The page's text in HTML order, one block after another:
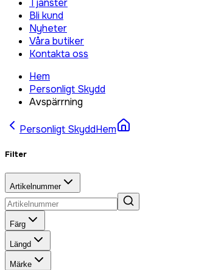
Tjänster
Bli kund
Nyheter
Våra butiker
Kontakta oss
Hem
Personligt Skydd
Avspärrning
Personligt SkyddHem
Filter
Artikelnummer
Färg
Längd
Märke